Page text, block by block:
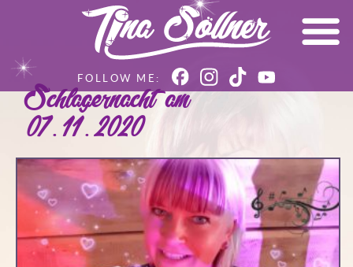
Schlagernacht am
07.11.2020